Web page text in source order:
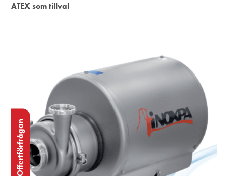
ATEX som tillval
Offertförfrågan